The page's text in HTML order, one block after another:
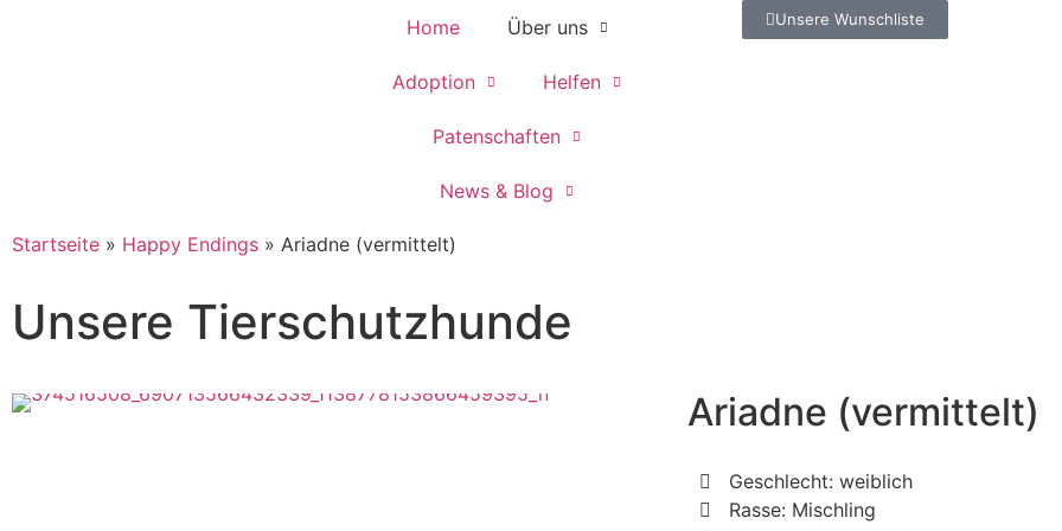
Home Über uns
Adoption Helfen
Patenschaften
News & Blog
Unsere Wunschliste
Startseite » Happy Endings » Ariadne (vermittelt)
Unsere Tierschutzhunde
Ariadne (vermittelt)
Geschlecht: weiblich
Rasse: Mischling